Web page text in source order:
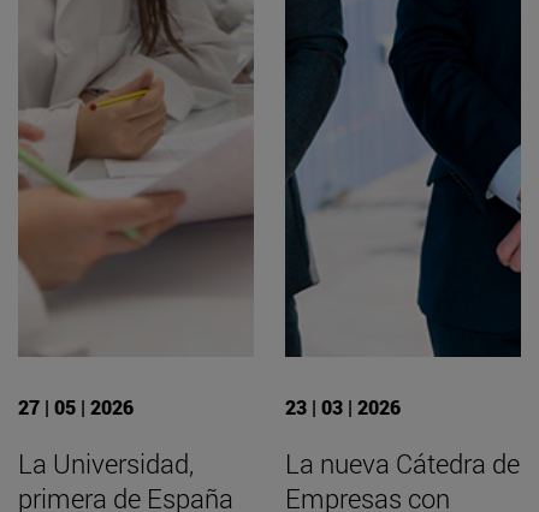
27 | 05 | 2026
La Universidad,
primera de España
23 | 03 | 2026
La nueva Cátedra de
Empresas con